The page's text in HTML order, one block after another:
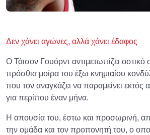
Δεν χάνει αγώνες, αλλά χάνει έδαφος
Ο Τάισον Γουόρντ αντιμετωπίζει οστικό
πρόσθια μοίρα του έξω κνημιαίου
που τον αναγκάζει να παραμείνει εκτός
για περίπου έναν μήνα.
Η απουσία του, έστω και προσωρινή,
την ομάδα και τον προπονητή του, ο